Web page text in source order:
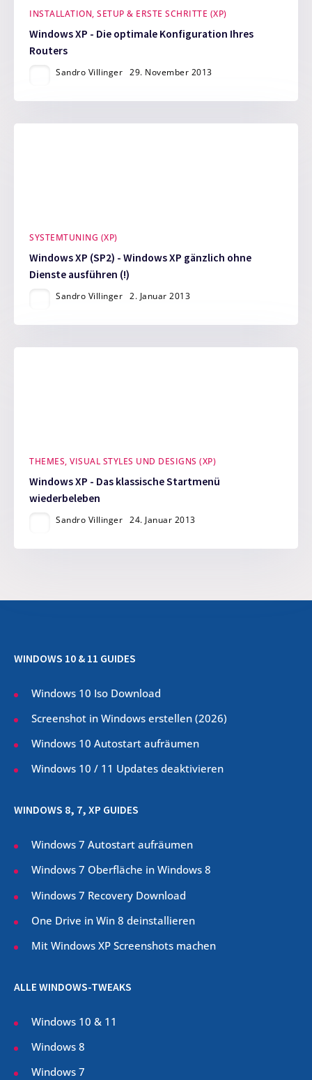
INSTALLATION, SETUP & ERSTE SCHRITTE (XP)
Windows XP - Die optimale Konfiguration Ihres
Routers
Sandro Villinger 29. November 2013
SYSTEMTUNING (XP)
Windows XP (SP2) - Windows XP gänzlich ohne
Dienste ausführen (!)
Sandro Villinger 2. Januar 2013
THEMES, VISUAL STYLES UND DESIGNS (XP)
Windows XP - Das klassische Startmenü
wiederbeleben
Sandro Villinger 24. Januar 2013
WINDOWS 10 & 11 GUIDES
Windows 10 Iso Download
Screenshot in Windows erstellen (2026)
Windows 10 Autostart aufräumen
Windows 10 / 11 Updates deaktivieren
WINDOWS 8, 7, XP GUIDES
Windows 7 Autostart aufräumen
Windows 7 Oberfläche in Windows 8
Windows 7 Recovery Download
One Drive in Win 8 deinstallieren
Mit Windows XP Screenshots machen
ALLE WINDOWS-TWEAKS
Windows 10 & 11
Windows 8
Windows 7